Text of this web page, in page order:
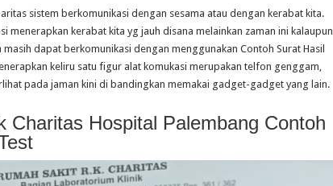
sistem berkomunikasi dengan sesama atau dengan kerabat kita.
menerapkan kerabat kita yg jauh disana melainkan zaman ini kalaupun
dapat berkomunikasi dengan menggunakan Contoh Surat Hasil
keliru satu figur alat komukasi merupakan telfon genggam,
pada jaman kini di bandingkan memakai gadget-gadget yang lain.
Charitas Hospital Palembang Contoh